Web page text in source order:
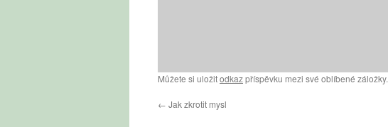
Můžete si uložitodkazpříspěvku mezi své oblíbené záložky.
← Jak zkrotit mysl